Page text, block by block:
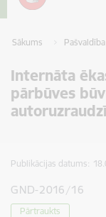
Sākums Pašvaldība
Internāta
pārbūves
Publikācijas datums:
GND-2016/16
Pārtraukts